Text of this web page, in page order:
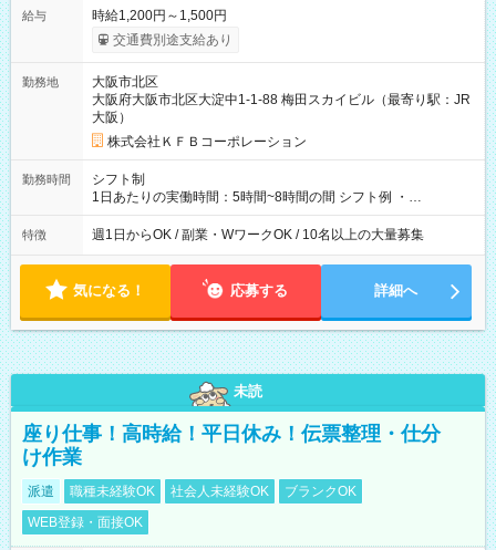
給与
時給1,200円～1,500円
交通費別途支給あり
勤務地
大阪市北区
大阪府大阪市北区大淀中1-1-88 梅田スカイビル（最寄り駅：JR
大阪）
株式会社ＫＦＢコーポレーション
勤務時間
シフト制
1日あたりの実働時間：5時間~8時間の間 シフト例 ・
9:30~18:00 実働7.5時間 ・9:30~14:30 実働5時間 ・
16:00~21:30 実働5.5時間
特徴 週1日からOK / 副業・WワークOK / 10名以上の大量募集
気になる！ 応募する 詳細へ
未読
座り仕事！高時給！平日休み！伝票整理・仕分
け作業
派遣 職種未経験OK 社会人未経験OK
ブランクOK
WEB登録・面接OK